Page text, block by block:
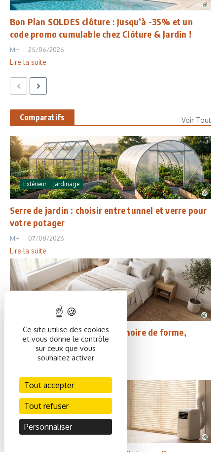
Bon Plan SOLDES clôture : Jusqu’à -35% et un
code promo cumulable chez Clôture & Jardin !
MH 25/06/2026
Lire la suite
Comparatifs Voir Tout
Extérieur Jardinage
Serre de jardin : choisir entre tunnel et verre pour
votre potager
MH 07/08/2026
Lire la suite
Mobilier
Matelas : latex, ressorts, mémoire de forme,
comment choisir ?
05/08/2026
Climatisation Energie
Ce site utilise des cookies
et vous donne le contrôle
sur ceux que vous
souhaitez activer
Tout accepter
Tout refuser
Personnaliser